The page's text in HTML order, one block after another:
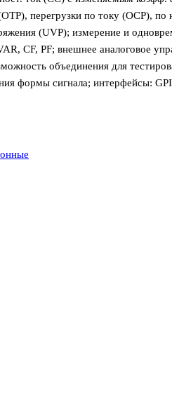
перегрузки по току (ОСР), по
(UVP); измерение и
CF, PF; внешнее аналоговое
объединения для
формы сигнала; интерфейсы: